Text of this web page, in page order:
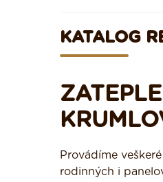
KATALOG
Provádíme
rodinných i